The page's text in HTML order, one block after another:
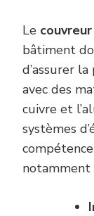
Le
bâtiment
d’assurer la
avec des
cuivre et
systèmes
notamment